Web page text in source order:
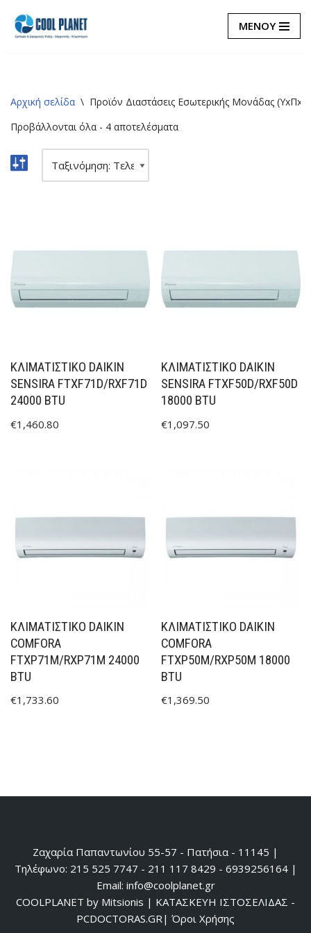
Μεταπηδήστε
ΜΕΝΟΥ
Αρχική σελίδα \ Προϊόν Διαστάσεις Εσωτερικής Μονάδας
Προβάλλονται όλα - 4 αποτελέσματα
ΚΛΙΜΑΤΙΣΤΙΚΟ DAIKIN
SENSIRA FTXF71D/RXF71D
24000 BTU
€1,460.80
ΚΛΙΜΑΤΙΣΤΙΚΟ DAIKIN
SENSIRA FTXF50D/RXF50D
18000 BTU
€1,097.50
ΚΛΙΜΑΤΙΣΤΙΚΟ DAIKIN
COMFORA
FTXP71M/RXP71M 24000
BTU
€1,733.60
ΚΛΙΜΑΤΙΣΤΙΚΟ DAIKIN
COMFORA
FTXP50M/RXP50M 18000
BTU
€1,369.50
Ζαχαρία Παπαντωνίου 55-57 - Πατήσια - 11145 |
Τηλέφωνο: 215 525 7747 - 211 117 8429 - 6939256164 |
Email: info@coolplanet.gr
COOLPLANET by Mitsionis | ΚΑΤΑΣΚΕΥΗ ΙΣΤΟΣΕΛΙΔΑΣ -
PCDOCTORAS.GR| Όροι Χρήσης